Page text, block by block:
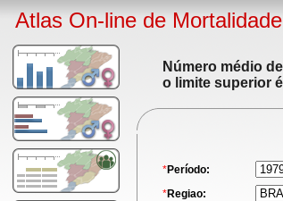
Atlas On-line de Mortalidade
Número médio
o limite superior
*Período:
*Regiao: